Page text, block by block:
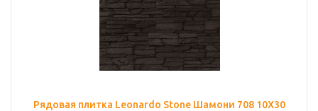
Рядовая плитка Leonardo Stone Шамони 708 10Х30